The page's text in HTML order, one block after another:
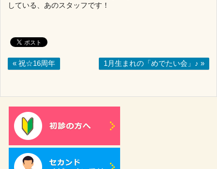
している、あのスタッフです！
« 祝☆16周年 1月生まれの「めでたい会」♪ »